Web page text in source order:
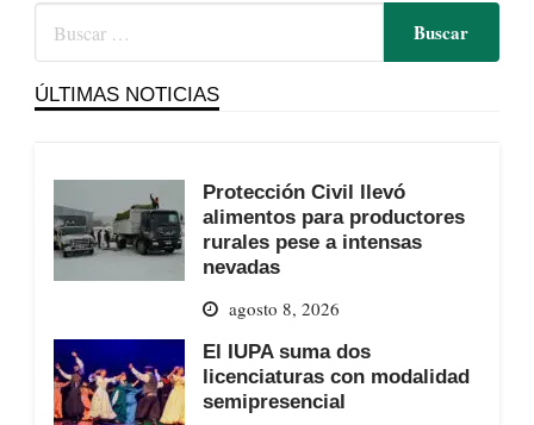
ÚLTIMAS NOTICIAS
Protección Civil llevó
alimentos para productores
rurales pese a intensas
nevadas
agosto 8, 2026
El IUPA suma dos
licenciaturas con modalidad
semipresencial